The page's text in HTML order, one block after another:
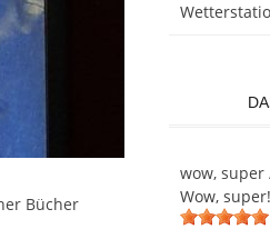
Bücher
wow, super
Wow, super!